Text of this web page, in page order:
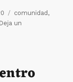
Etiquetas
comunidad,
Deja un